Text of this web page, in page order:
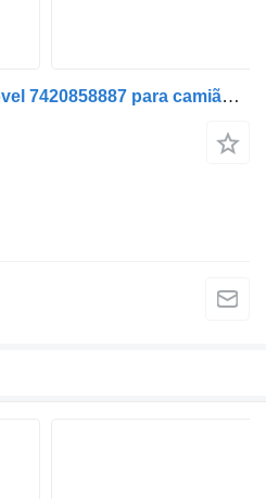
Ar condicionado automóvel 7420858887 para camião Renault Premium 2 05